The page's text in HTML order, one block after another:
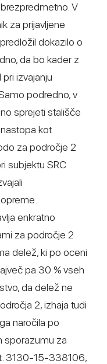
V
za prijavljene
dokazilo o
da bo kader z
izvajanju
podredno, v
sprejeti stališče
nastopa kot
za področje 2
subjektu SRC
enkratno
za področje 2
delež, ki po oceni
pa 30 % vseh
da delež ne
2, izhaja tudi
naročila po
sporazumu za
3130-15-338106,